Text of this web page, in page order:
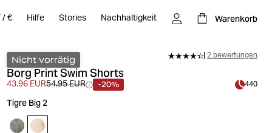
/ € Hilfe Stories Nachhaltigkeit Warenkorb
Nicht vorrätig
Borg Print Swim Shorts
2 bewertungen
43.96 EUR54.95 EUR -20% 440
Tigre Big 2